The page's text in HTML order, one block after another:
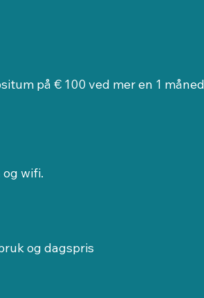
på € 100 ved mer en 1
wifi.
og dagspris